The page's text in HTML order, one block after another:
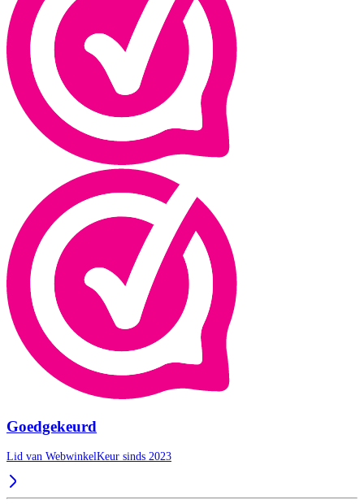
Goedgekeurd
Lid van WebwinkelKeur sinds 2023